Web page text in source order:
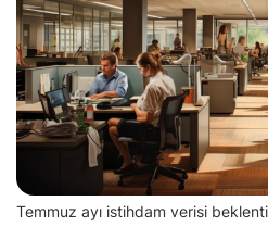
Temmuz ayı istihdam verisi